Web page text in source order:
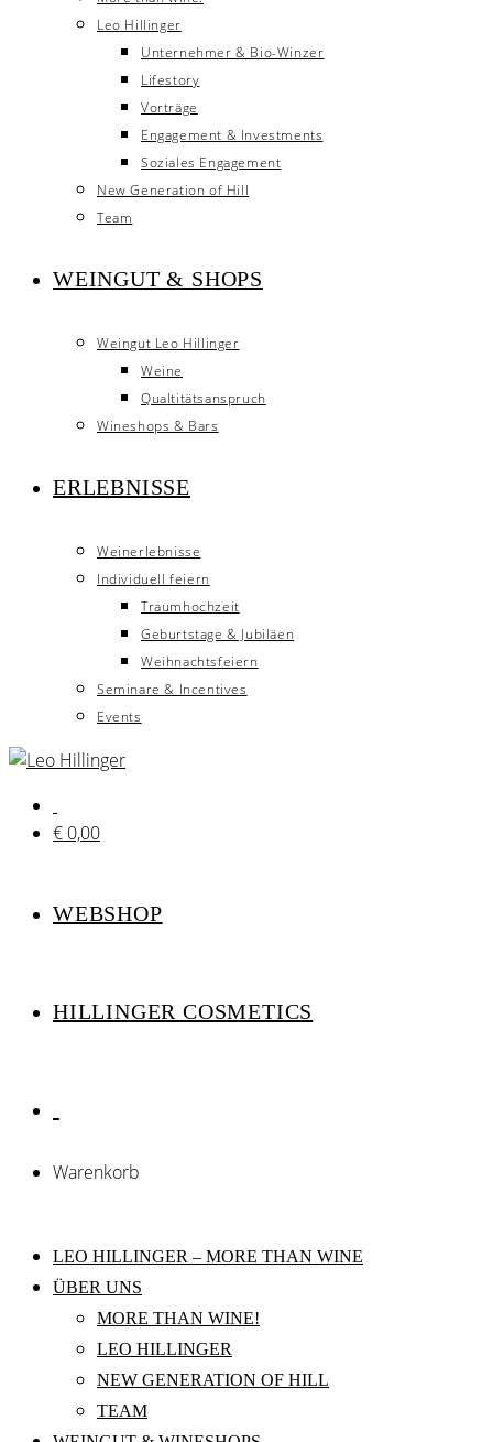
Leo Hillinger
Unternehmer & Bio-Winzer
Lifestory
Vorträge
Engagement & Investments
Soziales Engagement
New Generation of Hill
Team
WEINGUT & SHOPS
Weingut Leo Hillinger
Weine
Qualtitätsanspruch
Wineshops & Bars
ERLEBNISSE
Weinerlebnisse
Individuell feiern
Traumhochzeit
Geburtstage & Jubiläen
Weihnachtsfeiern
Seminare & Incentives
Events
€ 0,00
WEBSHOP
HILLINGER COSMETICS
Warenkorb
LEO HILLINGER – MORE THAN WINE
ÜBER UNS
MORE THAN WINE!
LEO HILLINGER
NEW GENERATION OF HILL
TEAM